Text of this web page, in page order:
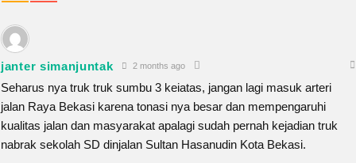
janter simanjuntak 2 months ago
Seharus nya truk truk sumbu 3 keiatas, jangan lagi masuk arteri
jalan Raya Bekasi karena tonasi nya besar dan mempengaruhi
kualitas jalan dan masyarakat apalagi sudah pernah kejadian truk
nabrak sekolah SD dinjalan Sultan Hasanudin Kota Bekasi.